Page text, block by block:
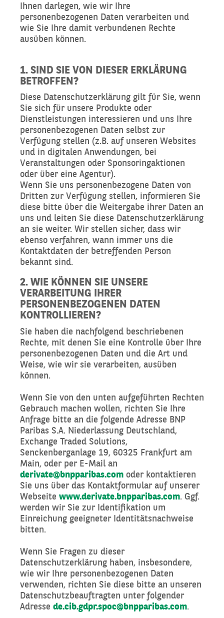
Ihnen darlegen, wie wir Ihre
personenbezogenen Daten verarbeiten und
wie Sie Ihre damit verbundenen Rechte
ausüben können.
1. SIND SIE VON DIESER ERKLÄRUNG
BETROFFEN?
Diese Datenschutzerklärung gilt für Sie, wenn
Sie sich für unsere Produkte oder
Dienstleistungen interessieren und uns Ihre
personenbezogenen Daten selbst zur
Verfügung stellen (z.B. auf unseren Websites
und in digitalen Anwendungen, bei
Veranstaltungen oder Sponsoringaktionen
oder über eine Agentur).
Wenn Sie uns personenbezogene Daten von
Dritten zur Verfügung stellen, informieren Sie
diese bitte über die Weitergabe ihrer Daten an
uns und leiten Sie diese Datenschutzerklärung
an sie weiter. Wir stellen sicher, dass wir
ebenso verfahren, wann immer uns die
Kontaktdaten der betreffenden Person
bekannt sind.
2. WIE KÖNNEN SIE UNSERE
VERARBEITUNG IHRER
PERSONENBEZOGENEN DATEN
KONTROLLIEREN?
Sie haben die nachfolgend beschriebenen
Rechte, mit denen Sie eine Kontrolle über Ihre
personenbezogenen Daten und die Art und
Weise, wie wir sie verarbeiten, ausüben
können.
Wenn Sie von den unten aufgeführten Rechten
Gebrauch machen wollen, richten Sie Ihre
Anfrage bitte an die folgende Adresse BNP
Paribas S.A. Niederlassung Deutschland,
Exchange Traded Solutions,
Senckenberganlage 19, 60325 Frankfurt am
Main, oder per E-Mail an
derivate@bnpparibas.com oder kontaktieren
Sie uns über das Kontaktformular auf unserer
Webseite www.derivate.bnpparibas.com. Ggf.
werden wir Sie zur Identifikation um
Einreichung geeigneter Identitätsnachweise
bitten.
Wenn Sie Fragen zu dieser
Datenschutzerklärung haben, insbesondere,
wie wir Ihre personenbezogenen Daten
verwenden, richten Sie diese bitte an unseren
Datenschutzbeauftragten unter folgender
Adresse de.cib.gdpr.spoc@bnpparibas.com.